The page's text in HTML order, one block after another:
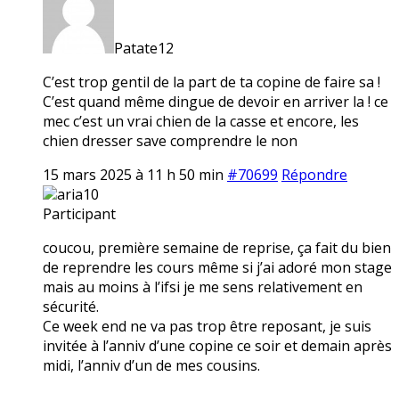
Patate12
C’est trop gentil de la part de ta copine de faire sa !
C’est quand même dingue de devoir en arriver la ! ce
mec c’est un vrai chien de la casse et encore, les
chien dresser save comprendre le non
15 mars 2025 à 11 h 50 min #70699 Répondre
aria10
Participant
coucou, première semaine de reprise, ça fait du bien
de reprendre les cours même si j’ai adoré mon stage
mais au moins à l’ifsi je me sens relativement en
sécurité.
Ce week end ne va pas trop être reposant, je suis
invitée à l’anniv d’une copine ce soir et demain après
midi, l’anniv d’un de mes cousins.